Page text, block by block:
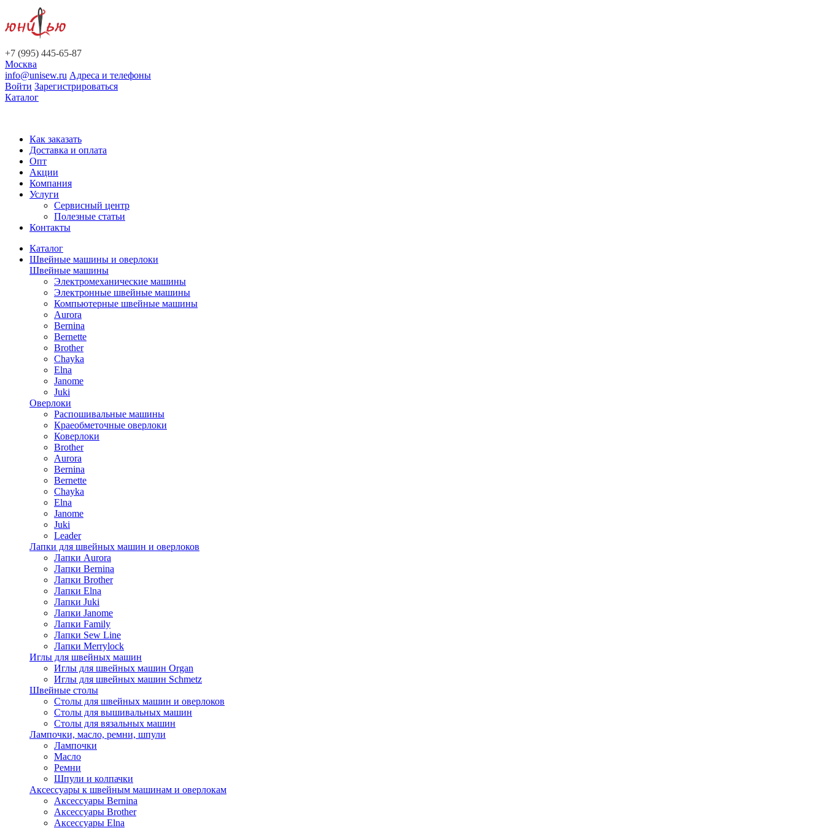
+7 (995) 445-65-87
Москва
info@unisew.ru Адреса и телефоны
Войти Зарегистрироваться
Каталог
Как заказать
Доставка и оплата
Опт
Акции
Компания
Услуги
Сервисный центр
Полезные статьи
Контакты
Каталог
Швейные машины и оверлоки
Швейные машины
Электромеханические машины
Электронные швейные машины
Компьютерные швейные машины
Aurora
Bernina
Bernette
Brother
Chayka
Elna
Janome
Juki
Оверлоки
Распошивальные машины
Краеобметочные оверлоки
Коверлоки
Brother
Aurora
Bernina
Bernette
Chayka
Elna
Janome
Juki
Leader
Лапки для швейных машин и оверлоков
Лапки Aurora
Лапки Bernina
Лапки Brother
Лапки Elna
Лапки Juki
Лапки Janome
Лапки Family
Лапки Sew Line
Лапки Merrylock
Иглы для швейных машин
Иглы для швейных машин Organ
Иглы для швейных машин Schmetz
Швейные столы
Столы для швейных машин и оверлоков
Столы для вышивальных машин
Столы для вязальных машин
Лампочки, масло, ремни, шпули
Лампочки
Масло
Ремни
Шпули и колпачки
Аксессуары к швейным машинам и оверлокам
Аксессуары Bernina
Аксессуары Brother
Аксессуары Elna